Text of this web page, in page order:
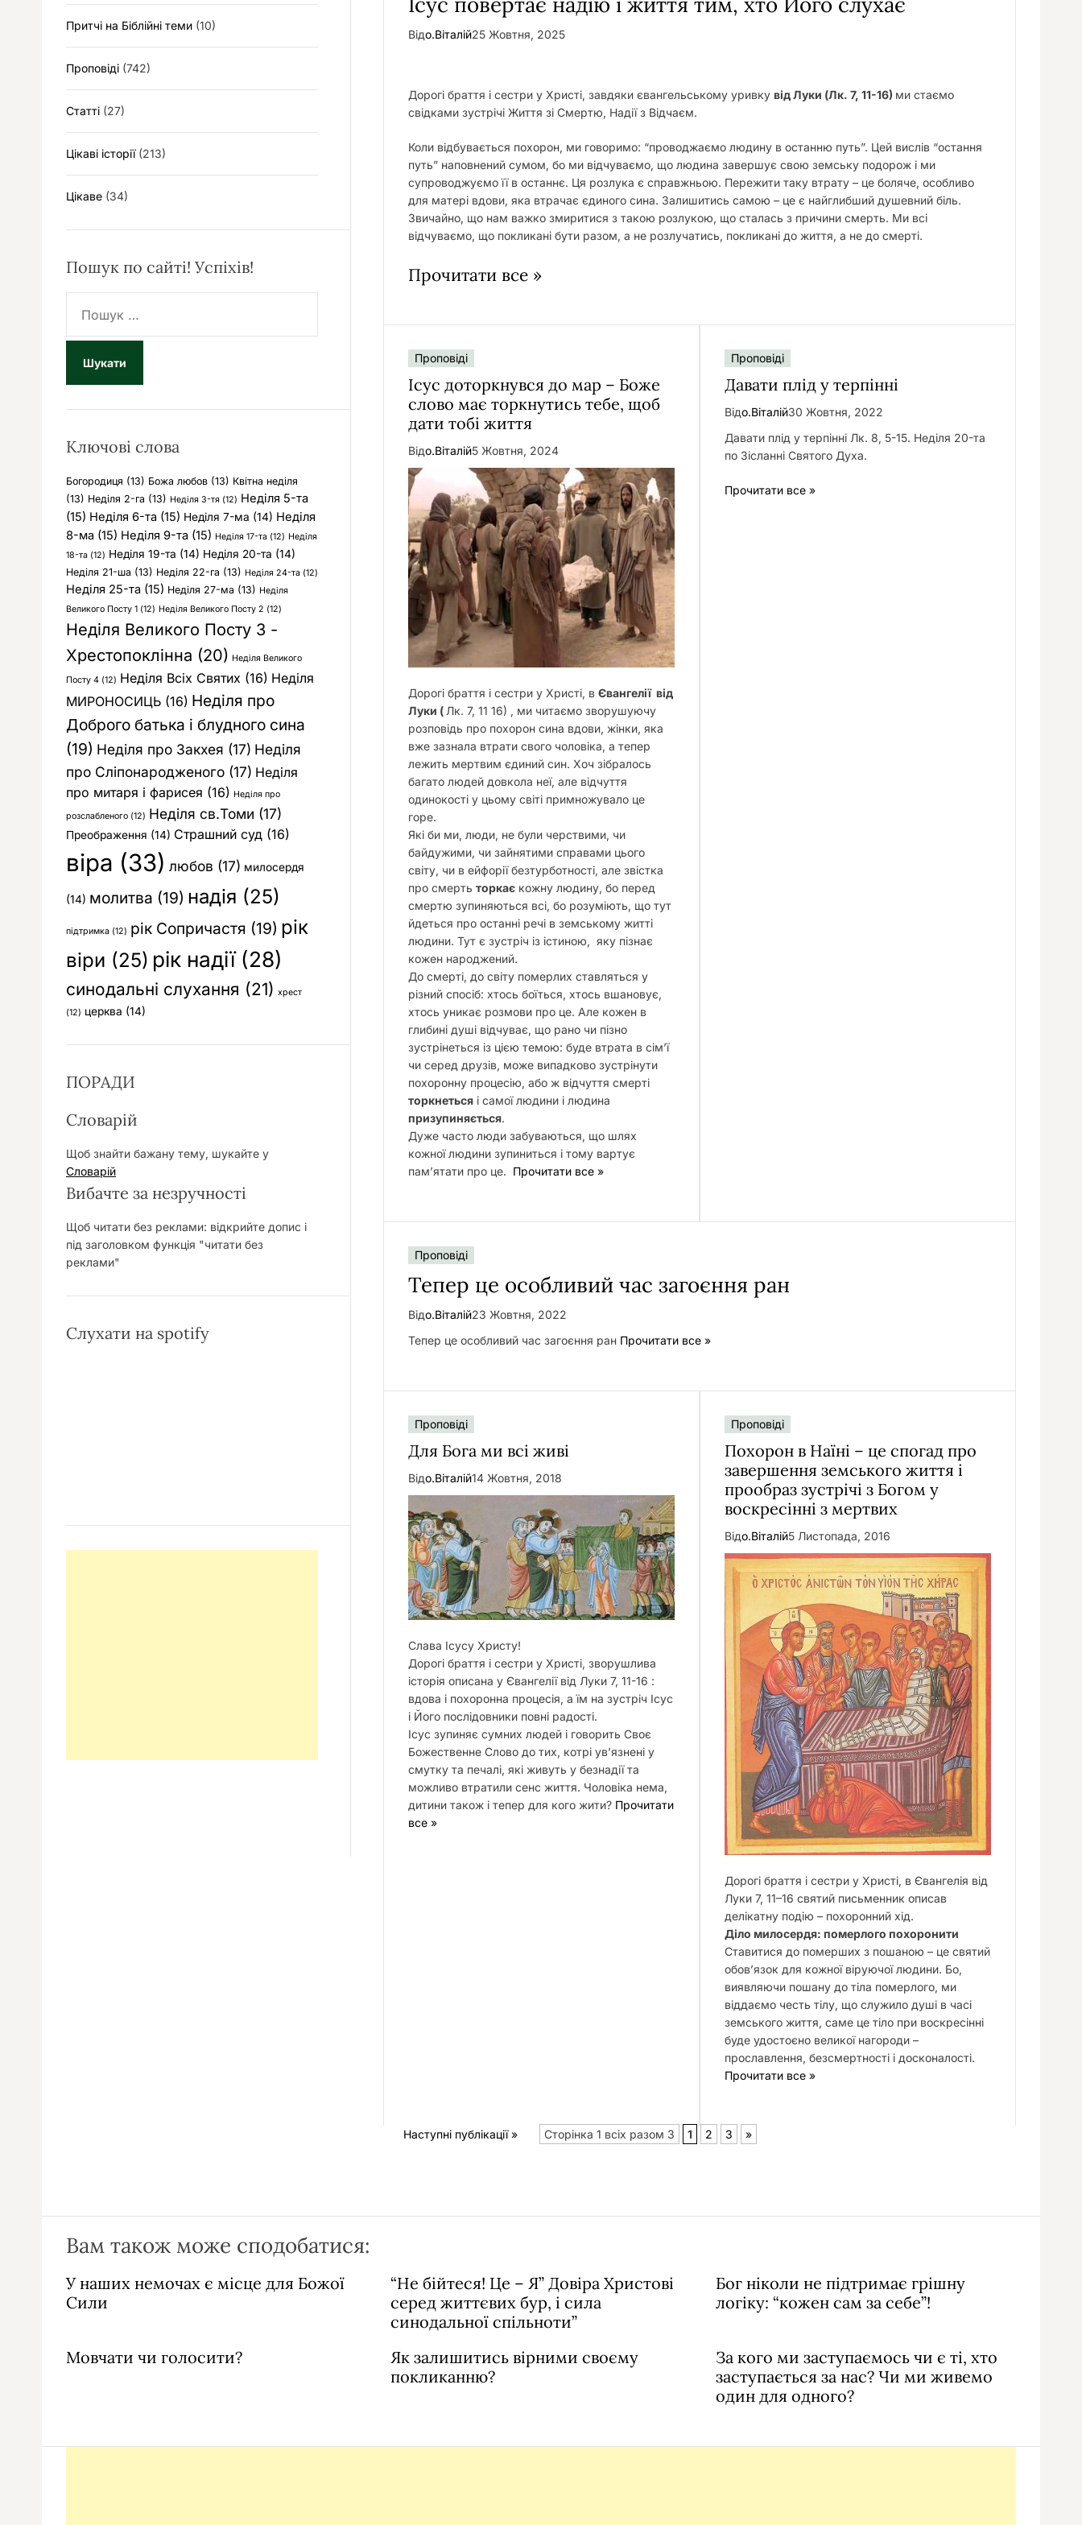
Відо.Віталій25 Жовтня, 2025
Дорогі браття і сестри у Христі, завдяки євангельському уривку від Луки (Лк. 7, 11-16) ми стаємо
свідками зустрічі Життя зі Смертю, Надії з Відчаєм.
Коли відбувається похорон, ми говоримо: “проводжаємо людину в останню путь”. Цeй вислів “остання
путь” наповнений сумом, бо ми відчуваємо, що людина завершує свою земську подорож і ми
супроводжуємо її в останнє. Ця розлука є справжньою. Пережити таку втрату – це боляче, особливо
для матері вдови, яка втрачає єдиного сина. Залишитись самою – це є найглибший душевний біль.
Звичайно, що нам важко змиритися з такою розлукою, що сталась з причини смерть. Ми всі
відчуваємо, що покликані бути разом, а не розлучатись, покликані до життя, а не до смерті.
Прочитати все »
Проповіді
Ісус доторкнувся до мар – Боже
слово має торкнутись тебе, щоб
дати тобі життя
Відо.Віталій5 Жовтня, 2024
Дорогі браття і сестри у Христі, в Євангелії від
Луки ( Лк. 7, 11 16) , ми читаємо зворушуючу
розповідь про похорон сина вдови, жінки, яка
вже зазнала втрати свого чоловіка, а тепер
лежить мертвим єдиний син. Хоч зібралось
багато людей довкола неї, але відчуття
одинокості у цьому світі примножувало це
горе.
Які би ми, люди, не були черствими, чи
байдужими, чи зайнятими справами цього
світу, чи в ейфорії безтурботності, але звістка
про смерть торкає кожну людину, бо перед
смертю зупиняються всі, бо розуміють, що тут
йдеться про останні речі в земському житті
людини. Тут є зустріч із істиною, яку пізнає
кожен народжений.
До смерті, до світу померлих ставляться у
різний спосіб: хтось боїться, хтось вшановує,
хтось уникає розмови про це. Але кожен в
глибині душі відчуває, що рано чи пізно
зустрінеться із цією темою: буде втрата в сім’ї
чи серед друзів, може випадково зустрінути
похоронну процесію, або ж відчуття смерті
торкнеться і самої людини і людина
призупиняється.
Дуже часто люди забуваються, що шлях
кожної людини зупиниться і тому вартує
пам’ятати про це. Прочитати все »
Проповіді
Давати плід у терпінні
Відо.Віталій30 Жовтня, 2022
Давати плід у терпінні Лк. 8, 5-15. Неділя 20-та
по Зісланні Святого Духа.
Прочитати все »
Проповіді
Тепер це особливий час загоєння ран
Відо.Віталій23 Жовтня, 2022
Тепер це особливий час загоєння ран Прочитати все »
Проповіді
Для Бога ми всі живі
Відо.Віталій14 Жовтня, 2018
Слава Ісусу Христу!
Дорогі браття і сестри у Христі, зворушлива
історія описана у Євангелії від Луки 7, 11-16 :
вдова і похоронна процесія, а їм на зустріч Ісус
і Його послідовники повні радості.
Ісус зупиняє сумних людей і говорить Своє
Божественне Слово до тих, котрі ув’язнені у
смутку та печалі, які живуть у безнадії та
можливо втратили сенс життя. Чоловіка нема,
дитини також і тепер для кого жити? Прочитати
все »
Проповіді
Похорон в Наїні – це спогад про
завершення земського життя і
прообраз зустрічі з Богом у
воскресінні з мертвих
Відо.Віталій5 Листопада, 2016
Дорогі браття і сестри у Христі, в Євангелія від
Луки 7, 11–16 святий письменник описав
делікатну подію – похоронний хід.
Діло милосердя: померлого похоронити
Ставитися до померших з пошаною – це святий
обов’язок для кожної віруючої людини. Бо,
виявляючи пошану до тіла померлого, ми
віддаємо честь тілу, що служило душі в часі
земського життя, саме це тіло при воскресінні
буде удостоєно великої нагороди –
прославлення, безсмертності і досконалості.
Прочитати все »
Наступні публікації » Сторінка 1 всіх разом 3 1 2 3 »
Притчі на Біблійні теми (10)
Проповіді (742)
Статті (27)
Цікаві історії(213)
Цікаве (34)
Пошук по сайті! Успіхів!
ш
к
Ключові слова
Богородиця (13) Божа любов (13) Квітна неділя
(13) Неділя 2-га (13) Неділя 3-тя (12) Неділя 5-та
(15) Неділя 6-та (15) Неділя 7-ма (14) Неділя
8-ма (15) Неділя 9-та (15) Неділя 17-та (12) Неділя
18-та (12) Неділя 19-та (14) Неділя 20-та (14)
Неділя 21-ша (13) Неділя 22-га (13) Неділя 24-та (12)
Неділя 25-та (15) Неділя 27-ма (13) Неділя
Великого Посту 1 (12) Неділя Великого Посту 2 (12)
Неділя Великого Посту 3 -
Хрестопоклінна (20) Неділя Великого
Посту 4 (12) Неділя Всіх Святих (16) Неділя
МИРОНОСИЦЬ (16) Неділя про
Доброго батька і блудного сина
(19) Неділя про Закхея (17) Неділя
про Сліпонародженого (17) Неділя
про митаря і фарисея (16) Неділя про
розслабленого (12) Неділя св.Томи (17)
Преображення (14) Страшний суд (16)
віра (33) любов (17) милосердя
(14) молитва (19) надія (25)
підтримка (12) рік Сопричастя (19) рік
віри (25) рік надії(28)
синодальні слухання (21) хрест
(12) церква (14)
ПОРАДИ
Словарій
Щоб знайти бажану тему, шукайте у
Словарій
Вибачте за незручності
Щоб читати без реклами: відкрийте допис і
під заголовком функція "читати без
реклами"
Слухати на spotify
Вам також може сподобатися:
У наших немочах є місце для Божої
Сили
“Не бійтеся! Це – Я” Довіра Христові
серед життєвих бур, і сила
синодальної спільноти”
Бог ніколи не підтримає грішну
логіку: “кожен сам за себе”!
Мовчати чи голосити?
Як залишитись вірними своєму
покликанню?
За кого ми заступаємось чи є ті, хто
заступається за нас? Чи ми живемо
один для одного?